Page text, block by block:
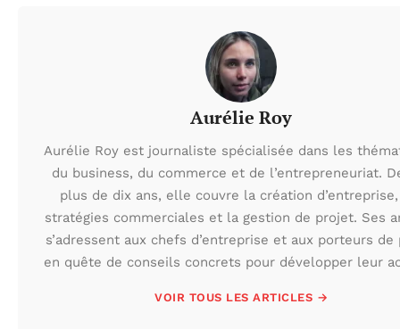
Aurélie Roy
Aurélie Roy est journaliste spécialisée dans les
du business, du commerce et de l’entrepreneuriat.
plus de dix ans, elle couvre la création
stratégies commerciales et la gestion de projet. Ses
s’adressent aux chefs d’entreprise et aux porteurs de
en quête de conseils concrets pour développer leur
VOIR TOUS LES ARTICLES →